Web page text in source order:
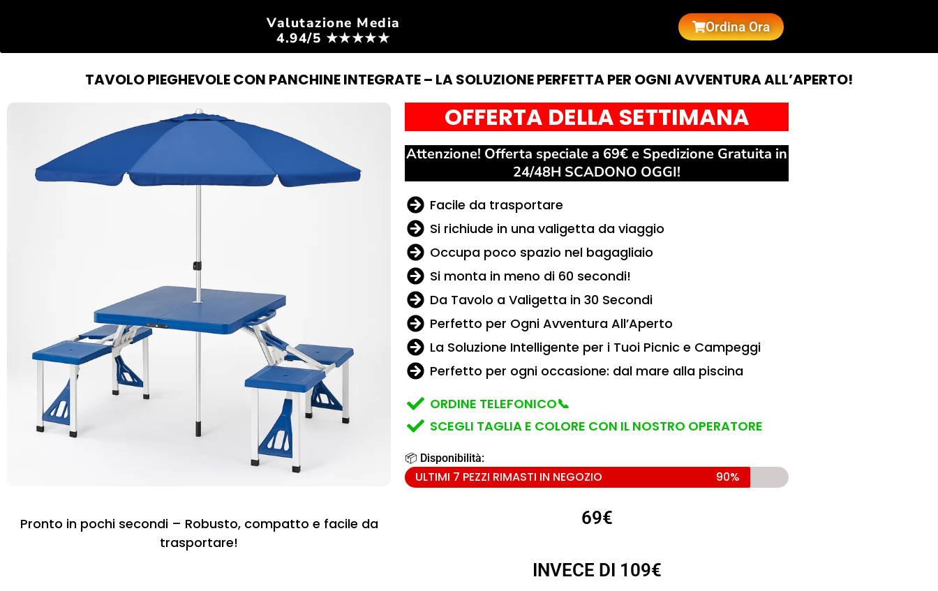
Valutazione Media
4.94/5 ★★★★★
Ordina Ora
TAVOLO PIEGHEVOLE CON PANCHINE INTEGRATE – LA SOLUZIONE PERFETTA PER OGNI AVVENTURA ALL’APERTO!
Pronto in pochi secondi – Robusto, compatto e facile da
trasportare!
OFFERTA DELLA SETTIMANA
Attenzione! Offerta speciale a 69€ e Spedizione Gratuita in
24/48H SCADONO OGGI!
Facile da trasportare
Si richiude in una valigetta da viaggio
Occupa poco spazio nel bagagliaio
Si monta in meno di 60 secondi!
Da Tavolo a Valigetta in 30 Secondi
Perfetto per Ogni Avventura All’Aperto
La Soluzione Intelligente per i Tuoi Picnic e Campeggi
Perfetto per ogni occasione: dal mare alla piscina
ORDINE TELEFONICO📞
SCEGLI TAGLIA E COLORE CON IL NOSTRO OPERATORE
📦 Disponibilità:
ULTIMI 7 PEZZI RIMASTI IN NEGOZIO 90%
69€
INVECE DI 109€